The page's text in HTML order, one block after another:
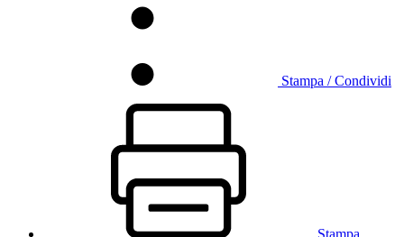
Stampa / Condividi
Stampa